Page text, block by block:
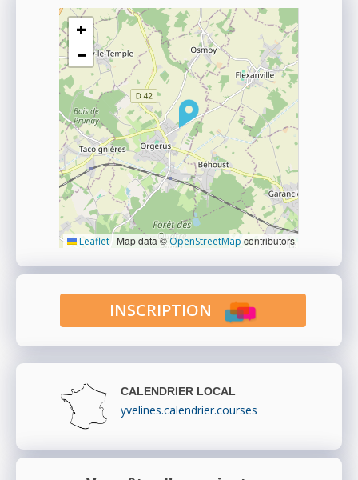
+
−
Leaflet | Map data ©OpenStreetMap contributors
INSCRIPTION
CALENDRIER LOCAL
yvelines.calendrier.courses